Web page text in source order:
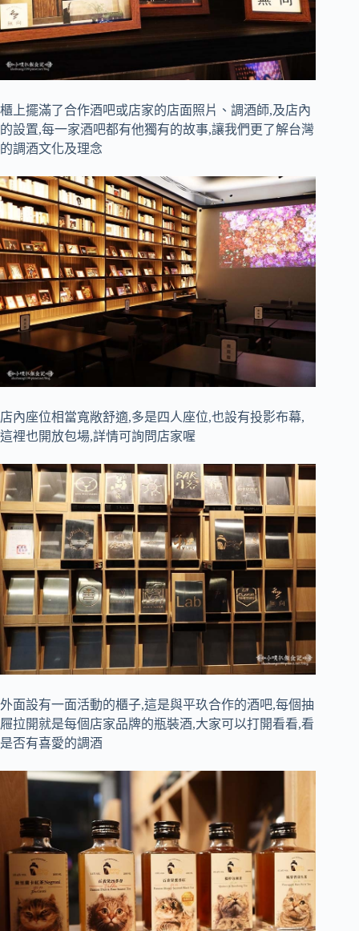
櫃上擺滿了合作酒吧或店家的店面照片、調酒師,及店內
的設置,每一家酒吧都有他獨有的故事,讓我們更了解台灣
的調酒文化及理念
店內座位相當寬敞舒適,多是四人座位,也設有投影布幕,
這裡也開放包場,詳情可詢問店家喔
外面設有一面活動的櫃子,這是與平玖合作的酒吧,每個抽
屜拉開就是每個店家品牌的瓶裝酒,大家可以打開看看,看
是否有喜愛的調酒